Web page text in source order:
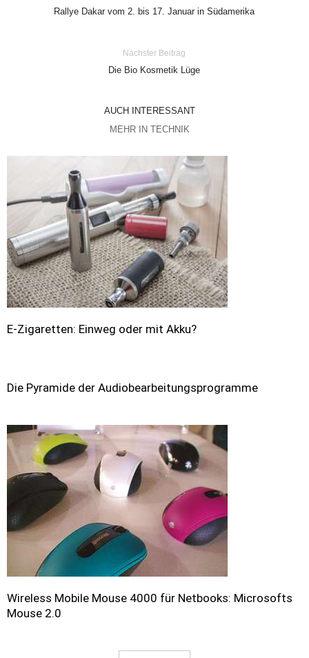
Rallye Dakar vom 2. bis 17. Januar in Südamerika
Nächster Beitrag
Die Bio Kosmetik Lüge
AUCH INTERESSANT
MEHR IN TECHNIK
E-Zigaretten: Einweg oder mit Akku?
Die Pyramide der Audiobearbeitungsprogramme
Wireless Mobile Mouse 4000 für Netbooks: Microsofts
Mouse 2.0